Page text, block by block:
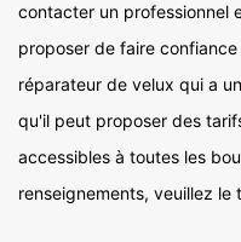
contacter un professionnel
proposer de faire
réparateur de velux qui a
qu'il peut proposer des
accessibles à toutes les
renseignements, veuillez